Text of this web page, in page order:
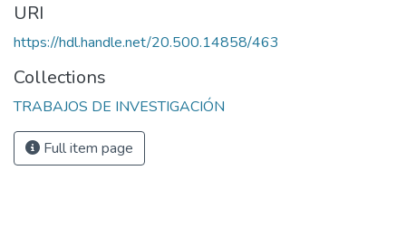
URI
https://hdl.handle.net/20.500.14858/463
Collections
TRABAJOS DE INVESTIGACIÓN
Full item page